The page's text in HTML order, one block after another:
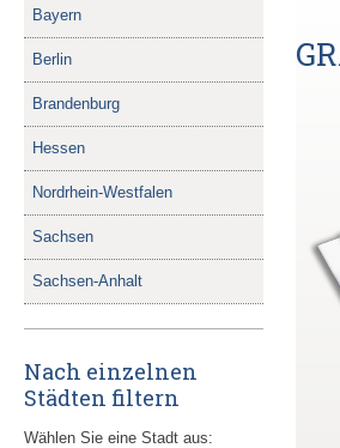
Bayern
Berlin
Brandenburg
Hessen
Nordrhein-Westfalen
Sachsen
Sachsen-Anhalt
Nach einzelnen
Städten filtern
Wählen Sie eine Stadt aus: